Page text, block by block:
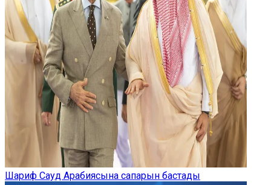
Шариф Сауд Арабиясына сапарын бастады